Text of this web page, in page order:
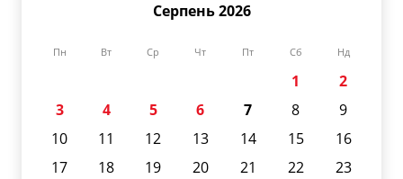
Серпень 2026
Пн Вт Ср Чт Пт Сб Нд
1
2
3
4 5 6 7 8
9
10
11 12 13 14 15
16
17
18 19 20 21 22
23